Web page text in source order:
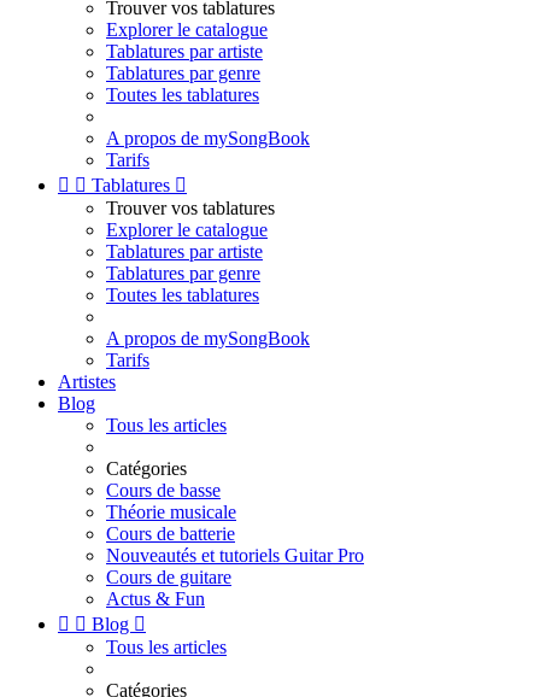
Trouver vos tablatures
Explorer le catalogue
Tablatures par artiste
Tablatures par genre
Toutes les tablatures
A propos de mySongBook
Tarifs
  Tablatures 
Trouver vos tablatures
Explorer le catalogue
Tablatures par artiste
Tablatures par genre
Toutes les tablatures
A propos de mySongBook
Tarifs
Artistes
Blog
Tous les articles
Catégories
Cours de basse
Théorie musicale
Cours de batterie
Nouveautés et tutoriels Guitar Pro
Cours de guitare
Actus & Fun
  Blog 
Tous les articles
Catégories